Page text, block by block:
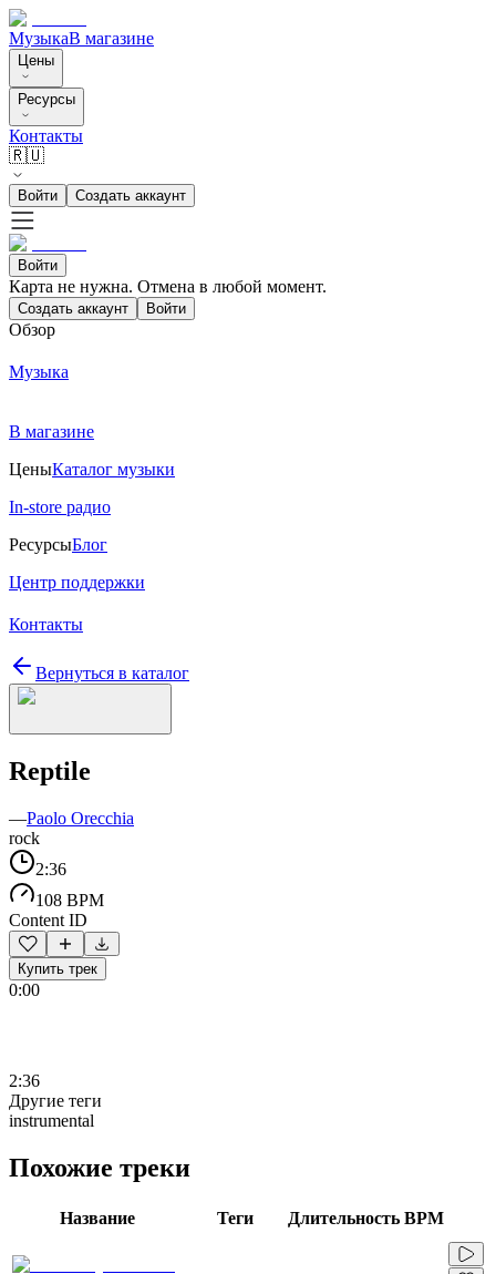
МузыкаВ магазине
Цены
Ресурсы
Контакты
🇷🇺
Войти Создать аккаунт
Войти
Карта не нужна. Отмена в любой момент.
Создать аккаунт Войти
Обзор
Музыка
В магазине
ЦеныКаталог музыки
In-store радио
РесурсыБлог
Центр поддержки
Контакты
Вернуться в каталог
Reptile
—Paolo Orecchia
rock
2:36
108 BPM
Content ID
Купить трек
0:00
2:36
Другие теги
instrumental
Похожие треки
Название Теги Длительность BPM